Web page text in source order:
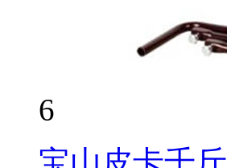
6